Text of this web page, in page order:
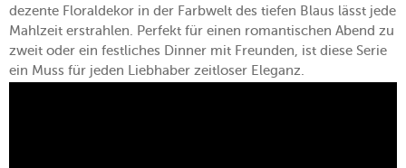
dezente Floraldekor in der Farbwelt des tiefen Blaus lässt jede
Mahlzeit erstrahlen. Perfekt für einen romantischen Abend zu
zweit oder ein festliches Dinner mit Freunden, ist diese Serie
ein Muss für jeden Liebhaber zeitloser Eleganz.